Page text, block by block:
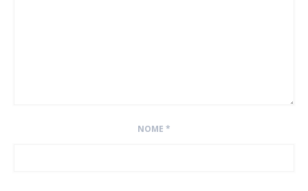
NOME *